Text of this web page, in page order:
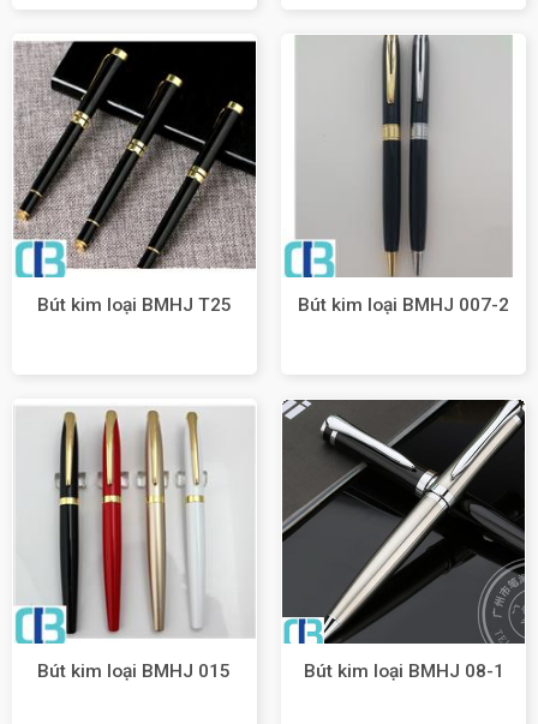
Bút kim loại BMHJ T25 Bút kim loại BMHJ 007-2
Bút kim loại BMHJ 015 Bút kim loại BMHJ 08-1